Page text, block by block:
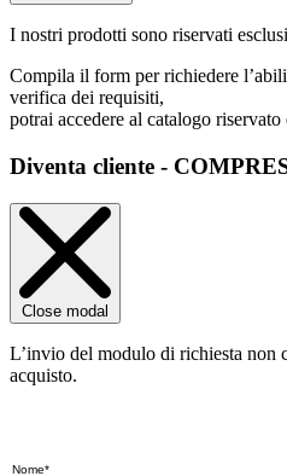
I nostri prodotti sono riservati
Compila il form per richiedere
verifica dei requisiti,
potrai accedere al catalogo
Diventa cliente -
Close modal
L’invio del modulo di richiesta non
acquisto.